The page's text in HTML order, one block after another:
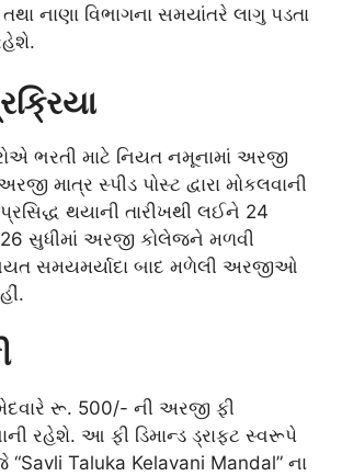
તથા નાણા વિભાગના સમયાંતરે લાગુ પડતા
ભરતી માટે નિયત નમૂનામાં અરજી
માત્ર સ્પીડ પોસ્ટ દ્વારા મોકલવાની
થયાની તારીખથી લઈને 24
સુધીમાં અરજી કોલેજને મળવી
સમયમર્યાદા બાદ મળેલી અરજીઓ
રૂ. 500/- ની અરજી ફી
રહેશે. આ ફી ડિમાન્ડ ડ્રાફટ સ્વરૂપે
Taluka Kelavani Mandal” ના